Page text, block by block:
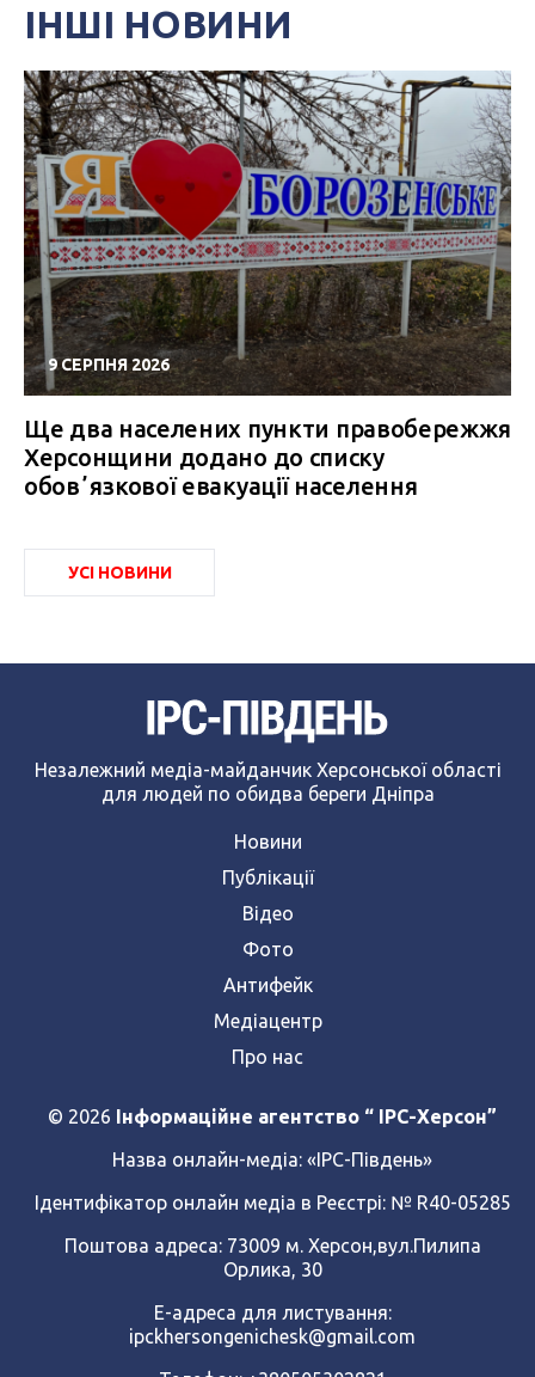
ІНШІ НОВИНИ
9 СЕРПНЯ 2026
Ще два населених пункти правобережжя
Херсонщини додано до списку
обовʼязкової евакуації населення
УСІ НОВИНИ
Незалежний медіа-майданчик Херсонської області
для людей по обидва береги Дніпра
Новини
Публікації
Відео
Фото
Антифейк
Медіацентр
Про нас
© 2026 Інформаційне агентство “ IPC-Херсон”
Назва онлайн-медіа: «ІРС-Південь»
Ідентифікатор онлайн медіа в Реєстрі: № R40-05285
Поштова адреса: 73009 м. Херсон,вул.Пилипа
Орлика, 30
Е-адреса для листування:
ipckhersongenichesk@gmail.com